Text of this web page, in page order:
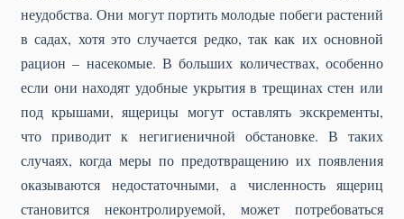
неудобства. Они могут портить молодые побеги растений
в садах, хотя это случается редко, так как их основной
рацион – насекомые. В больших количествах, особенно
если они находят удобные укрытия в трещинах стен или
под крышами, ящерицы могут оставлять экскременты,
что приводит к негигиеничной обстановке. В таких
случаях, когда меры по предотвращению их появления
оказываются недостаточными, а численность ящериц
становится неконтролируемой, может потребоваться